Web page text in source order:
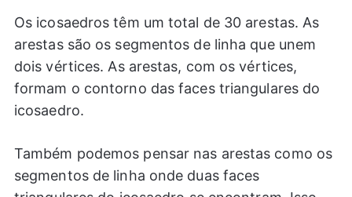
Os icosaedros têm um total de 30 arestas. As
arestas são os segmentos de linha que unem
dois vértices. As arestas, com os vértices,
formam o contorno das faces triangulares do
icosaedro.
Também podemos pensar nas arestas como os
segmentos de linha onde duas faces